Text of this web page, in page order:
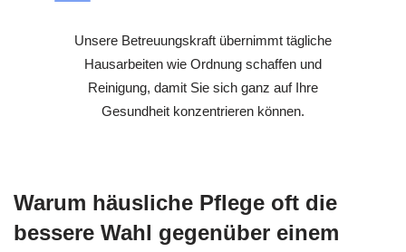
Unsere Betreuungskraft übernimmt tägliche
Hausarbeiten wie Ordnung schaffen und
Reinigung, damit Sie sich ganz auf Ihre
Gesundheit konzentrieren können.
Warum häusliche Pflege oft die
bessere Wahl gegenüber einem